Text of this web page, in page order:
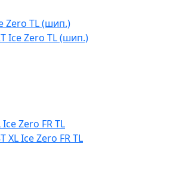
Ice Zero TL (шип.)
XL Ice Zero FR TL